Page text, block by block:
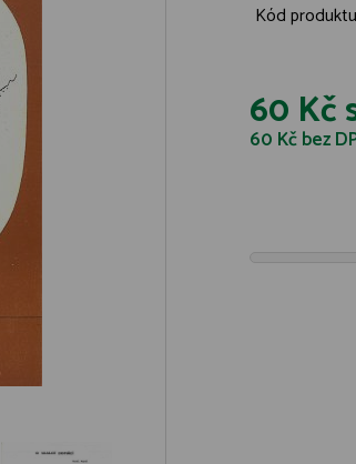
Kód
60 Kč
60 Kčbez